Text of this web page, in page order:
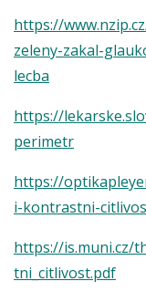
https://
zeleny-zakal-
lecba
https://
perimetr
https://
i-kontrastni-
https://is.muni.cz/
tni_citlivost.pdf